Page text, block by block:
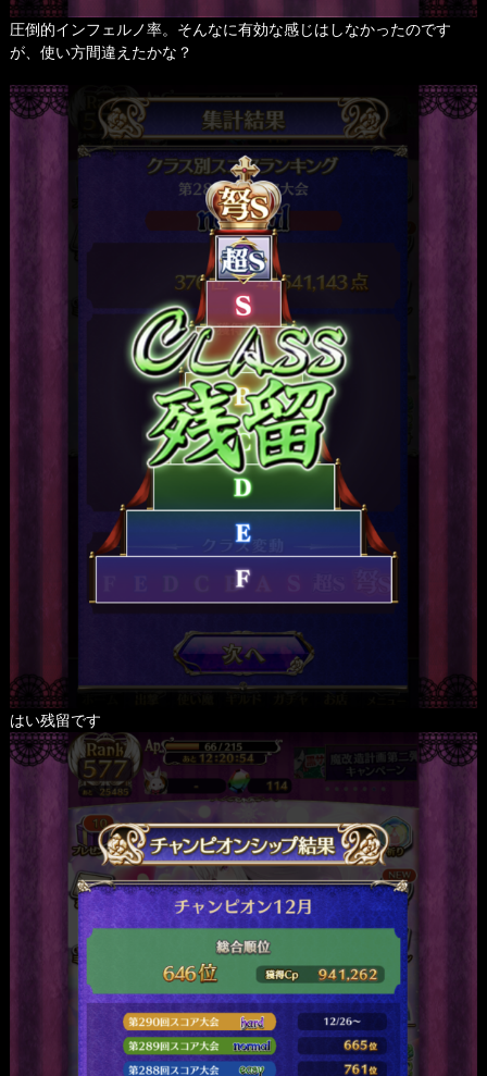
圧倒的インフェルノ率。そんなに有効な感じはしなかったのです
が、使い方間違えたかな？
はい残留です